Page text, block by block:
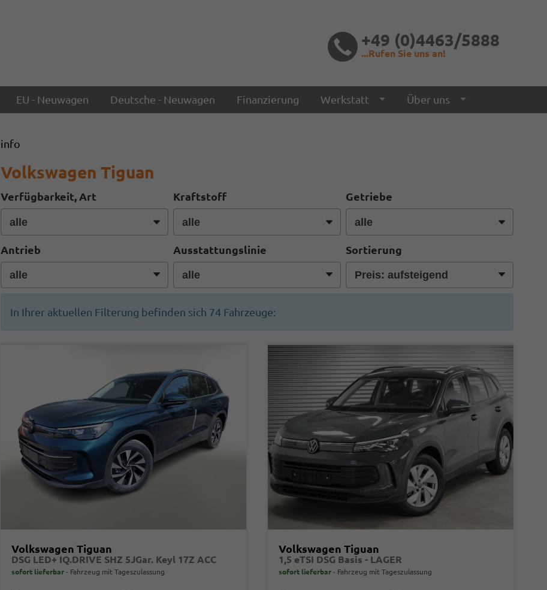
+49 (0)4463/5888
...Rufen Sie uns an!
EU - Neuwagen Deutsche - Neuwagen Finanzierung Werkstatt Über uns
info
Volkswagen Tiguan
Verfügbarkeit, Art Kraftstoff Getriebe
Antrieb Ausstattungslinie Sortierung
In Ihrer aktuellen Filterung befinden sich 74Fahrzeuge:
Volkswagen Tiguan
DSG LED+ IQ.DRIVE SHZ 5JGar. Keyl 17Z ACC
sofort lieferbar Fahrzeug mit Tageszulassung
Volkswagen Tiguan
1,5 eTSI DSG Basis - LAGER
sofort lieferbar Fahrzeug mit Tageszulassung